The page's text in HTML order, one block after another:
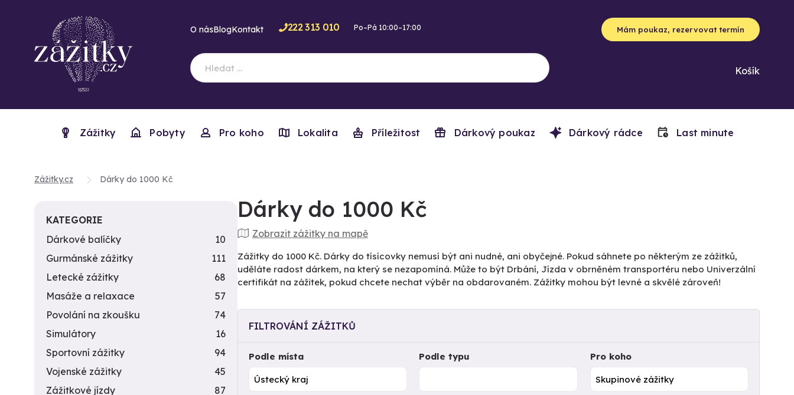
O násBlogKontakt 222 313 010 Po–Pá 10:00–17:00 Mám poukaz, rezervovat termín
Košík
Zážitky Pobyty Pro koho Lokalita Příležitost Dárkový poukaz Dárkový rádce Last minute
Zážitky.cz Dárky do 1000 Kč
Dárky do 1000 Kč
Zobrazit zážitky na mapě
Zážitky do 1000 Kč. Dárky do tísícovky nemusí být ani nudné, ani obyčejné. Pokud sáhnete po některým ze zážitků,
uděláte radost dárkem, na který se nezapomíná. Může to být Drbání, Jízda v obrněném transportéru nebo Univerzální
certifikát na zážitek, pokud chcete nechat výběr na obdarovaném. Zážitky mohou být levné a skvělé zároveň!
FILTROVÁNÍ ZÁŽITKŮ
Podle místa Podle typu Pro koho
KATEGORIE
Dárkové balíčky
10
Gurmánské zážitky
111
Letecké zážitky
68
Masáže a relaxace
57
Povolání na zkoušku
74
Simulátory
16
Sportovní zážitky
94
Vojenské zážitky
45
Zážitkové jízdy
87